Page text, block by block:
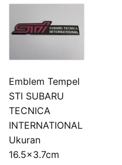
Emblem Tempel
STI SUBARU
TECNICA
INTERNATIONAL
Ukuran
16.5×3.7cm